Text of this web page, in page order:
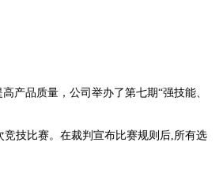
产品质量，公司举办了第七期“强技能、
技比赛。在裁判宣布比赛规则后,所有选